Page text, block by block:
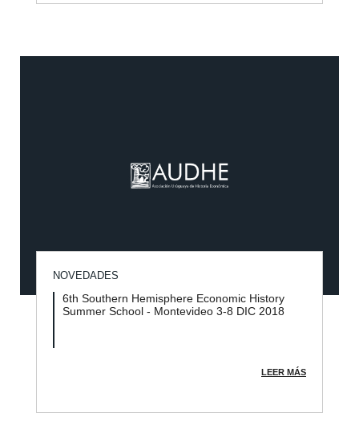
NOVEDADES
6th Southern Hemisphere Economic History
Summer School - Montevideo 3-8 DIC 2018
LEER MÁS